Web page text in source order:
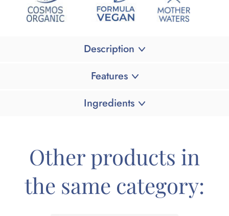
Description
Features
Ingredients
Other products in
the same category: